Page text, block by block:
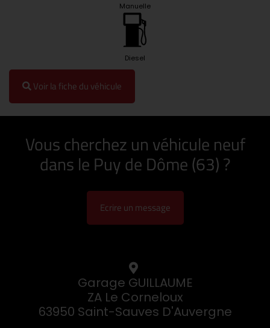
Manuelle
Diesel
Voir la fiche du véhicule
Vous cherchez un véhicule neuf
dans le Puy de Dôme (63) ?
Ecrire un message
Garage GUILLAUME
ZA Le Corneloux
63950 Saint-Sauves D'Auvergne